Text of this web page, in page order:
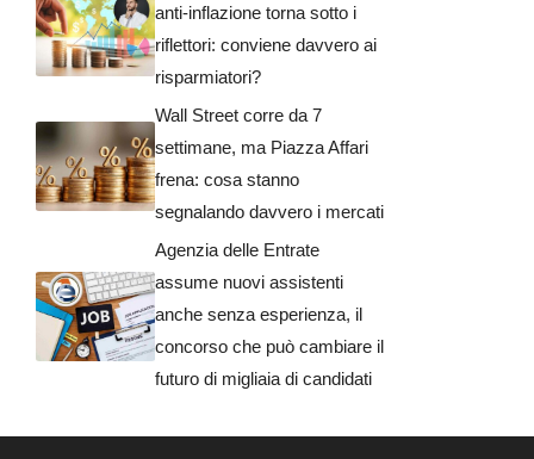
anti-inflazione torna sotto i
riflettori: conviene davvero ai
risparmiatori?
Wall Street corre da 7
settimane, ma Piazza Affari
frena: cosa stanno
segnalando davvero i mercati
Agenzia delle Entrate
assume nuovi assistenti
anche senza esperienza, il
concorso che può cambiare il
futuro di migliaia di candidati